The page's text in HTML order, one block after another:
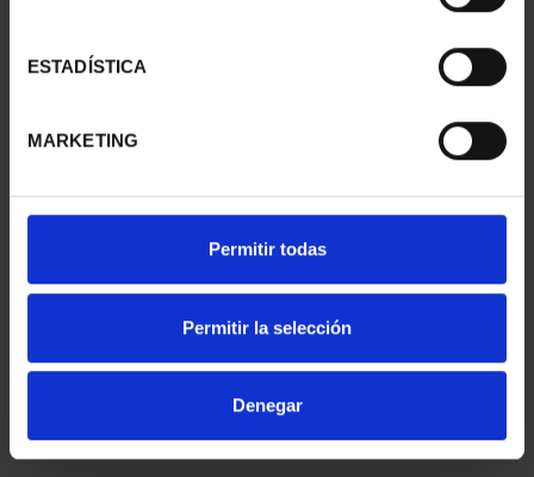
ESTADÍSTICA
MARKETING
Permitir todas
Permitir la selección
Denegar
CAPITALES DE
COMPLET...
3.796,00 €